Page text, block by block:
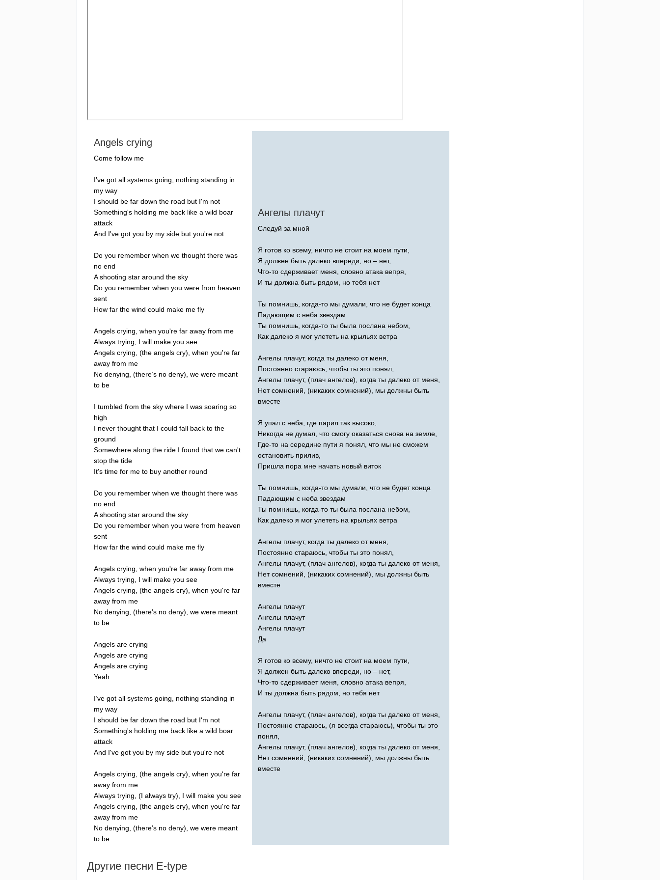
Angels crying
Come follow me
I’ve got all systems going nothing standing in
my way
I should be far down the road but I'm not
Something's holding me back like a wild boar
attack
And I've got you by my side but you're not
Do you remember when we thought there was
no end
A shooting star around the sky
Do you remember when you were from heaven
sent
How far the wind could make me fly
Angels crying when you're far away from me
Always trying I will make you see
Angels crying , (the angels cry), when you're far
away from me
No denying , (there’s no deny), we were meant
to be
I tumbled from the sky where I was soaring so
high
I never thought that I could fall back to the
ground
Somewhere along the ride I found that we can't
stop the tide
It's time for me to buy another round
Do you remember when we thought there was
no end
A shooting star around the sky
Do you remember when you were from heaven
sent
How far the wind could make me fly
Angels crying when you're far away from me
Always trying I will make you see
Angels crying , (the angels cry), when you're far
away from me
No denying , (there’s no deny), we were meant
to be
Angels are crying
Angels are crying
Angels are crying
Yeah
I’ve got all systems going nothing standing in
my way
I should be far down the road but I'm not
Something's holding me back like a wild boar
attack
And I've got you by my side but you're not
Angels crying , (the angels cry), when you're far
away from me
Always trying , (I always try), I will make you see
Angels crying , (the angels cry), when you're far
away from me
No denying , (there’s no deny), we were meant
to be
Ангелы плачут
Следуй за мной
Я готов ко всему, ничто не стоит на моем пути,
Я должен быть далеко впереди, но – нет,
Что-то сдерживает меня, словно атака вепря,
И ты должна быть рядом, но тебя нет
Ты помнишь, когда-то мы думали, что не будет конца
Падающим с неба звездам
Ты помнишь, когда-то ты была послана небом,
Как далеко я мог улететь на крыльях ветра
Ангелы плачут, когда ты далеко от меня,
Постоянно стараюсь, чтобы ты это понял,
Ангелы плачут, (плач ангелов), когда ты далеко от меня,
Нет сомнений, (никаких сомнений), мы должны быть
вместе
Я упал с неба, где парил так высоко,
Никогда не думал, что смогу оказаться снова на земле,
Где-то на середине пути я понял, что мы не сможем
остановить прилив,
Пришла пора мне начать новый виток
Ты помнишь, когда-то мы думали, что не будет конца
Падающим с неба звездам
Ты помнишь, когда-то ты была послана небом,
Как далеко я мог улететь на крыльях ветра
Ангелы плачут, когда ты далеко от меня,
Постоянно стараюсь, чтобы ты это понял,
Ангелы плачут, (плач ангелов), когда ты далеко от меня,
Нет сомнений, (никаких сомнений), мы должны быть
вместе
Ангелы плачут
Ангелы плачут
Ангелы плачут
Да
Я готов ко всему, ничто не стоит на моем пути,
Я должен быть далеко впереди, но – нет,
Что-то сдерживает меня, словно атака вепря,
И ты должна быть рядом, но тебя нет
Ангелы плачут, (плач ангелов), когда ты далеко от меня,
Постоянно стараюсь, (я всегда стараюсь), чтобы ты это
понял,
Ангелы плачут, (плач ангелов), когда ты далеко от меня,
Нет сомнений, (никаких сомнений), мы должны быть
вместе
Другие песни E-type